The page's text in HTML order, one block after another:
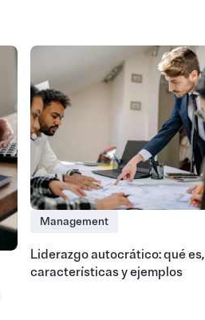
Management
Liderazgo autocrático: qué es,
características y ejemplos